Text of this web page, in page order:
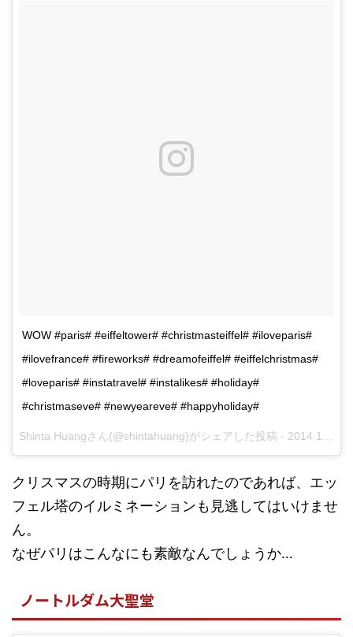
WOW #paris# #eiffeltower# #christmasteiffel# #iloveparis#
#ilovefrance# #fireworks# #dreamofeiffel# #eiffelchristmas#
#loveparis# #instatravel# #instalikes# #holiday#
#christmaseve# #newyeareve# #happyholiday#
Shinta Huangさん(@shintahuang)がシェアした投稿 - 2014 12月 23 10:29午後 PST
クリスマスの時期にパリを訪れたのであれば、エッ
フェル塔のイルミネーションも見逃してはいけませ
ん。
なぜパリはこんなにも素敵なんでしょうか…
ノートルダム大聖堂